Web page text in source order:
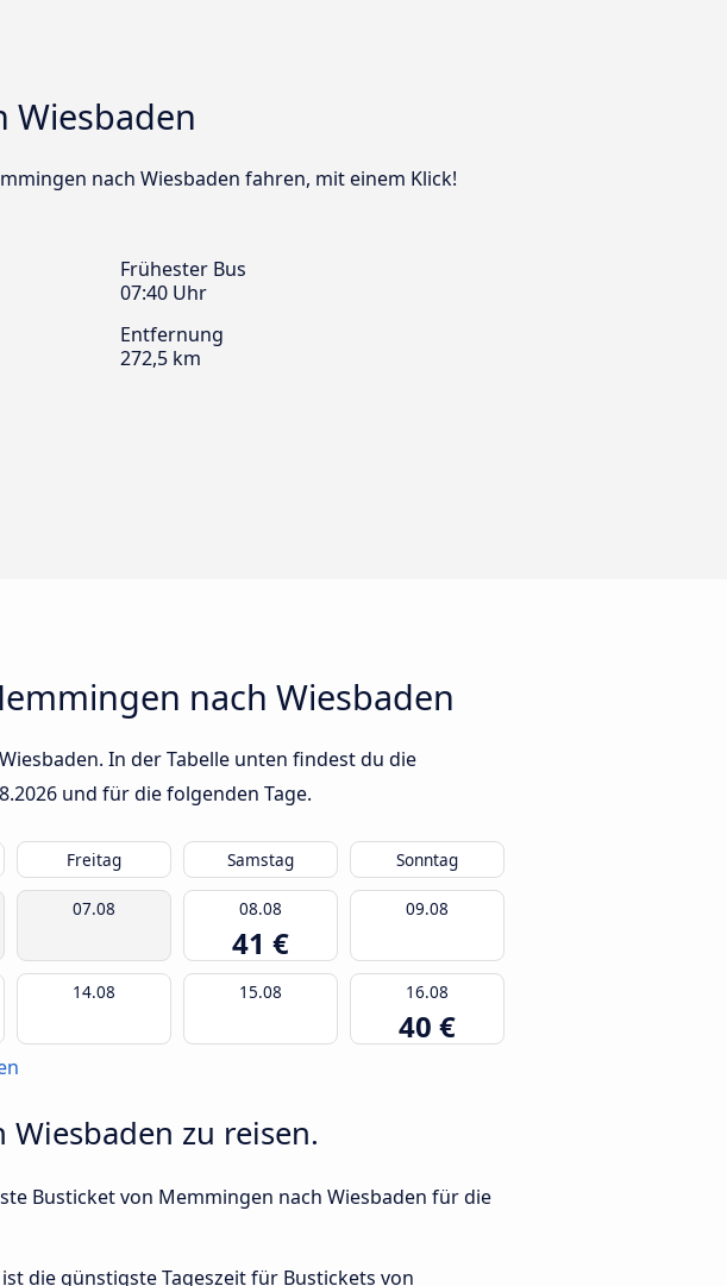
Wiesbaden
nach Wiesbaden fahren, mit einem Klick!
Frühester Bus
07:40 Uhr
Entfernung
272,5 km
nach Wiesbaden
In der Tabelle unten findest du die
und für die folgenden Tage.
Freitag Samstag Sonntag
07.08 08.08
41 €
09.08
14.08 15.08 16.08
40 €
zu reisen.
Busticket von Memmingen nach Wiesbaden für die
ist die günstigste Tageszeit für Bustickets von